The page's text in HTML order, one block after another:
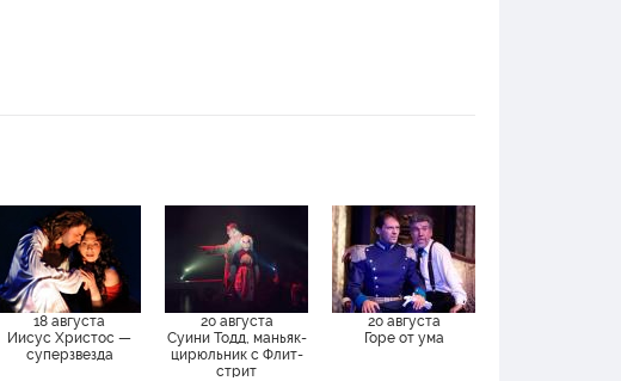
18 августа
Иисус Христос —
суперзвезда
20 августа
Суини Тодд, маньяк-
цирюльник с Флит-
стрит
20 августа
Горе от ума